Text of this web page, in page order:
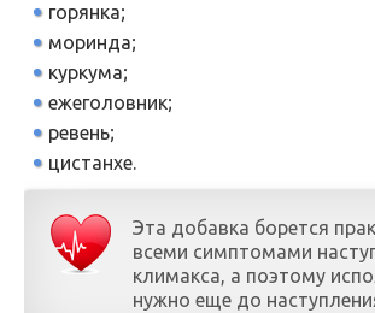
горянка;
моринда;
куркума;
ежеголовник;
ревень;
цистанхе.
Эта добавка борется
всеми симптомами
климакса, а поэтому
нужно еще до